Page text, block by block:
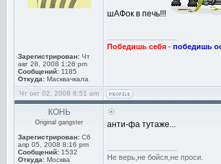
Зарегистрирован: Чт
авг 28, 2008 1:26 pm
Сообщений: 1185
Откуда: Масквачкала
шАФок в печь!!!
Победишь себя - победишь
Чт окт 02, 2008 8:51 am
КОНЬ
Original gangster
Зарегистрирован: Сб
апр 05, 2008 8:16 pm
Сообщений: 1532
Откуда: Москва
анти-фа тутаже...
Не верь,не бойся,не проси.